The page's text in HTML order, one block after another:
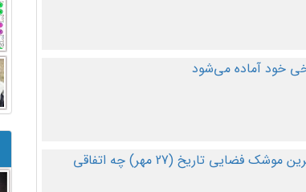
خود آماده می‌شود
در دومین پرتاب آزمایشی بزرگترین موشک فضایی تاریخ (27 مهر‌) چه اتفاقی